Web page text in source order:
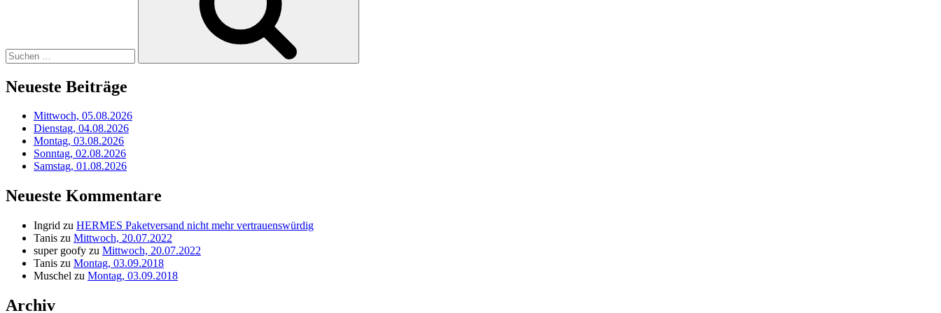
Neueste Beiträge
Mittwoch, 05.08.2026
Dienstag, 04.08.2026
Montag, 03.08.2026
Sonntag, 02.08.2026
Samstag, 01.08.2026
Neueste Kommentare
Ingrid zu HERMES Paketversand nicht mehr vertrauenswürdig
Tanis zu Mittwoch, 20.07.2022
super goofy zu Mittwoch, 20.07.2022
Tanis zu Montag, 03.09.2018
Muschel zu Montag, 03.09.2018
Archiv